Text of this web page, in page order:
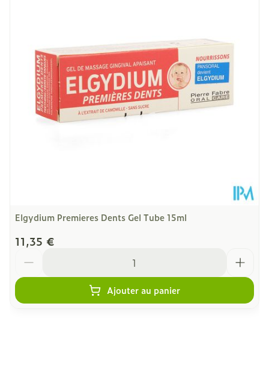
Quantité Du
Paquet
15
Restrictions
Alimentaires
Sans sucre
Elgydium Premieres Dents Gel Tube 15ml
11,35 €
Ajouter au panier